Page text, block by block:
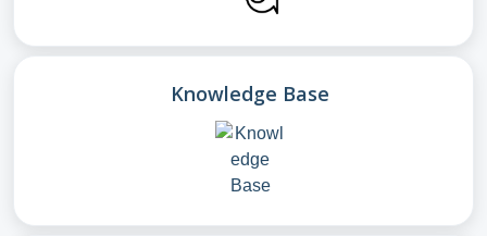
Knowledge Base